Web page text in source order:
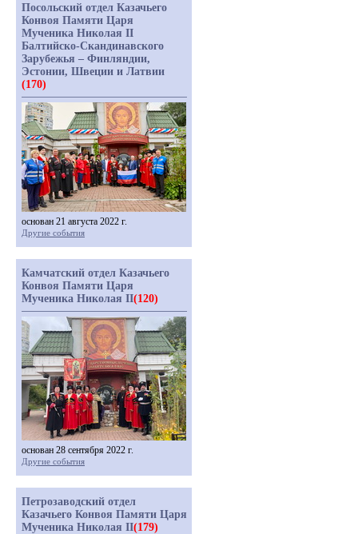
Посольский отдел Казачьего
Конвоя Памяти Царя
Мученика Николая II
Балтийско-Скандинавского
Зарубежья – Финляндии,
Эстонии, Швеции и Латвии
(170)
основан 21 августа 2022 г.
Другие события
Камчатский отдел Казачьего
Конвоя Памяти Царя
Мученика Николая II(120)
основан 28 сентября 2022 г.
Другие события
Петрозаводский отдел
Казачьего Конвоя Памяти Царя
Мученика Николая II(179)